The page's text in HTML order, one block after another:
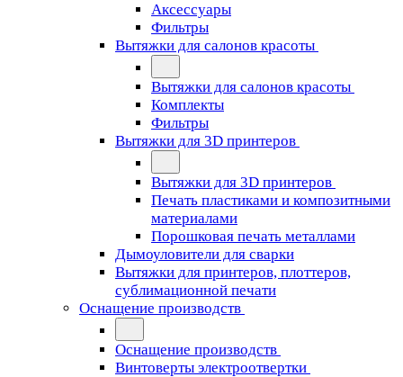
Аксессуары
Фильтры
Вытяжки для салонов красоты
Вытяжки для салонов красоты
Комплекты
Фильтры
Вытяжки для 3D принтеров
Вытяжки для 3D принтеров
Печать пластиками и композитными
материалами
Порошковая печать металлами
Дымоуловители для сварки
Вытяжки для принтеров, плоттеров,
сублимационной печати
Оснащение производств
Оснащение производств
Винтоверты электроотвертки